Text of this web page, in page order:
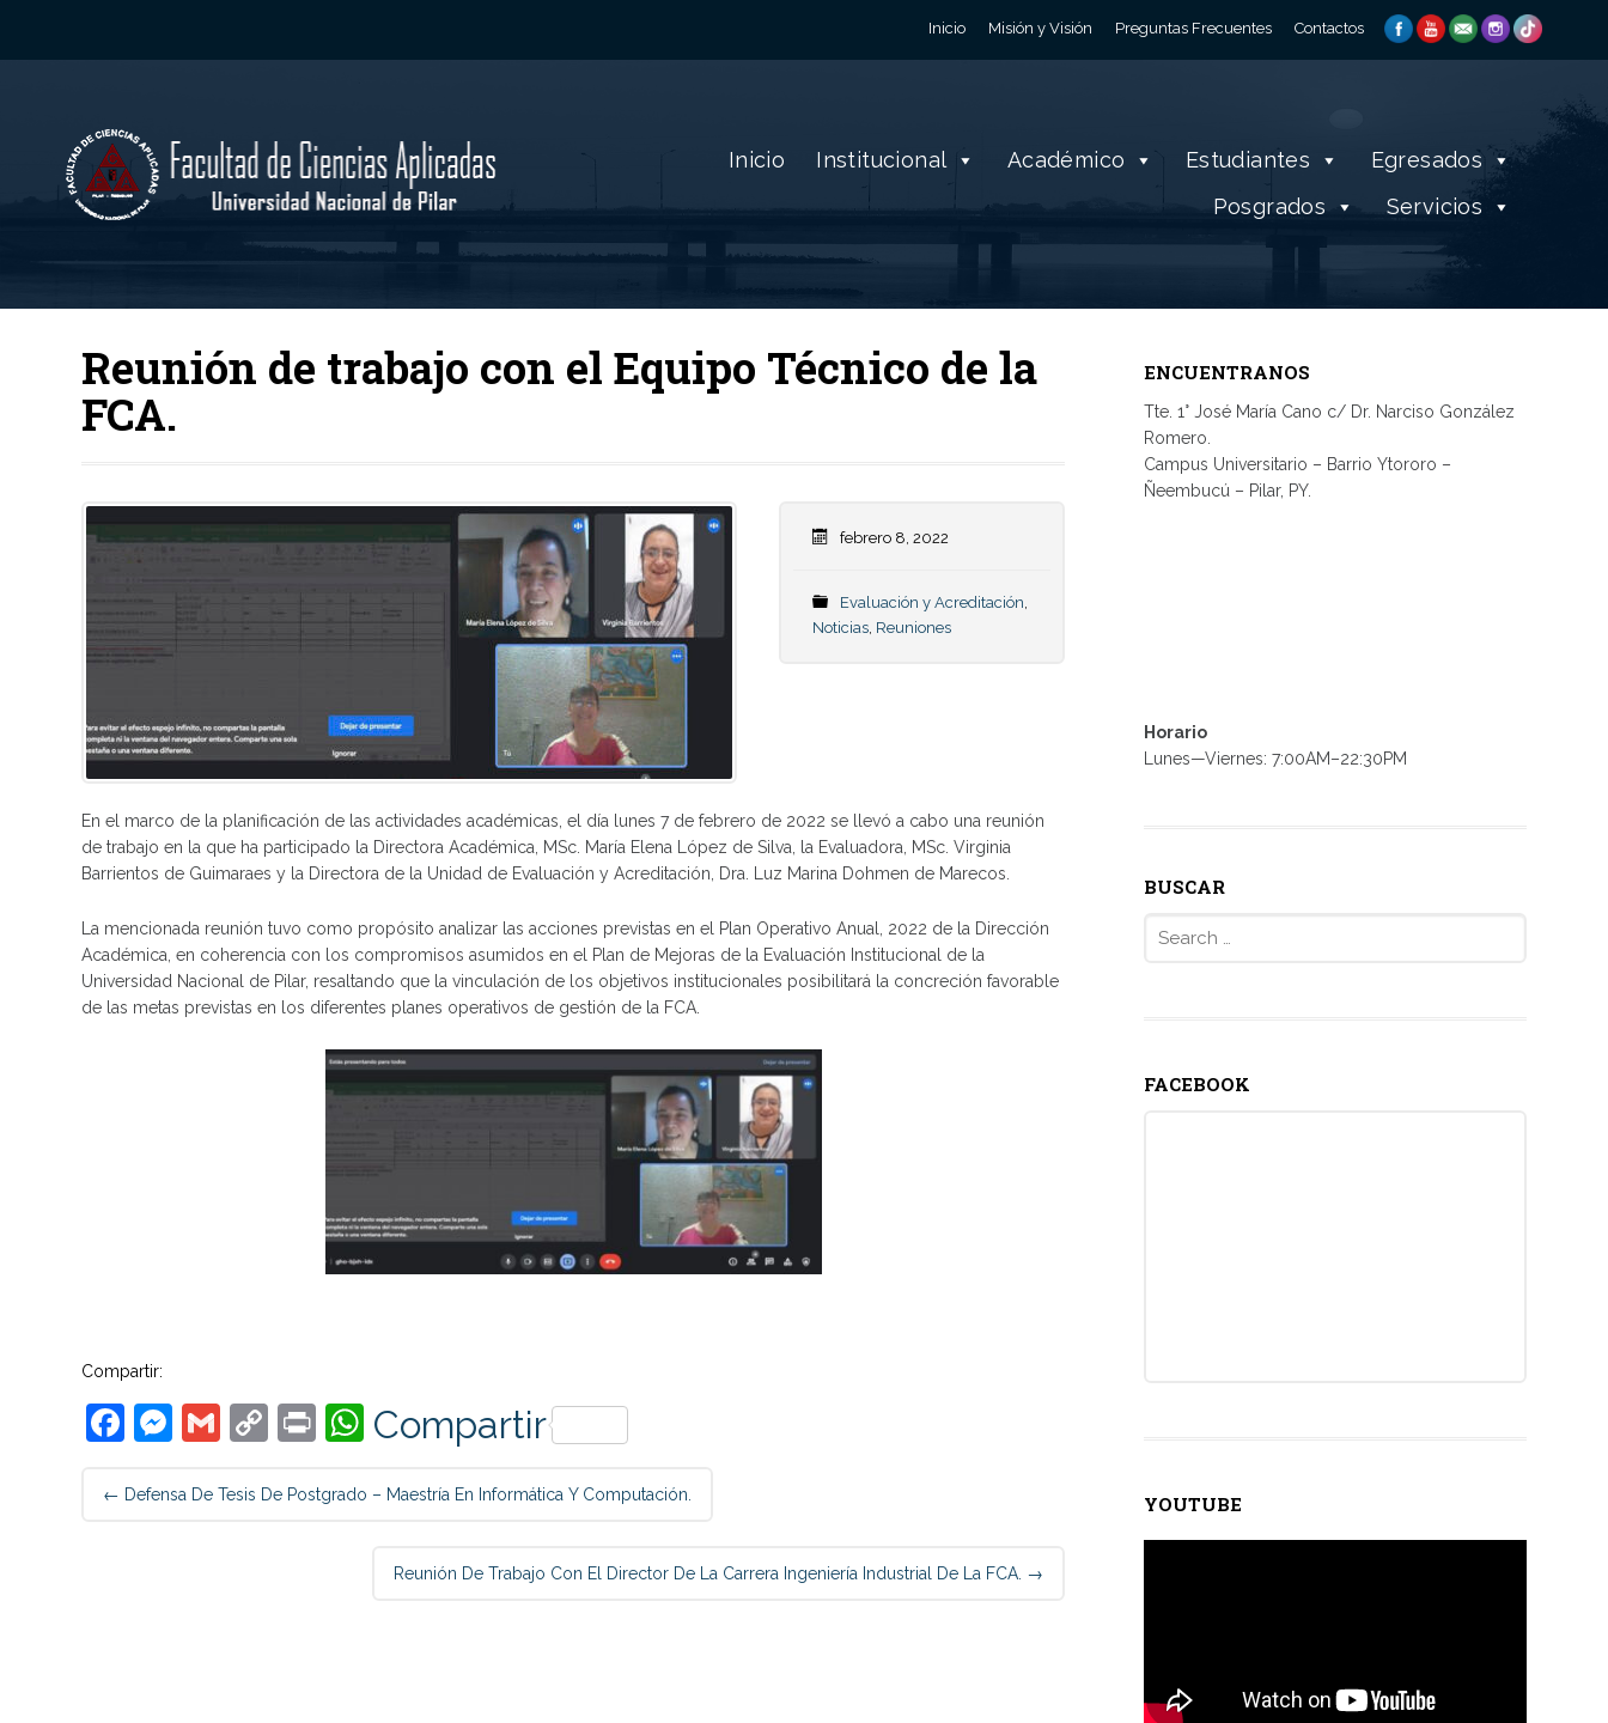
Inicio Misión y Visión Preguntas Frecuentes Contactos
Inicio Institucional Académico Estudiantes
Egresados
Posgrados
Servicios
Reunión de trabajo con el Equipo Técnico de la
FCA.
febrero 8, 2022
Evaluación y Acreditación,
Noticias, Reuniones
En el marco de la planificación de las actividades académicas, el día lunes 7 de febrero de 2022 se llevó a cabo una reunión
de trabajo en la que ha participado la Directora Académica, MSc. María Elena López de Silva, la Evaluadora, MSc. Virginia
Barrientos de Guimaraes y la Directora de la Unidad de Evaluación y Acreditación, Dra. Luz Marina Dohmen de Marecos.
La mencionada reunión tuvo como propósito analizar las acciones previstas en el Plan Operativo Anual, 2022 de la Dirección
Académica, en coherencia con los compromisos asumidos en el Plan de Mejoras de la Evaluación Institucional de la
Universidad Nacional de Pilar, resaltando que la vinculación de los objetivos institucionales posibilitará la concreción favorable
de las metas previstas en los diferentes planes operativos de gestión de la FCA.
Compartir:
Facebook
Messenger
GmailCopyPrintWhatsApp
Compartir
Post
navigation
← Defensa De Tesis De Postgrado – Maestría En Informática Y Computación.
Reunión De Trabajo Con El Director De La Carrera Ingeniería Industrial De La FCA. →
ENCUENTRANOS
Tte. 1° José María Cano c/ Dr. Narciso González
Romero.
Campus Universitario – Barrio Ytororo –
Ñeembucú – Pilar, PY.
Horario
Lunes—Viernes: 7:00AM–22:30PM
BUSCAR
FACEBOOK
YOUTUBE